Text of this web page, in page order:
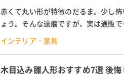
赤くて丸い形が特徴のだるま。少し
ょう。そんな達磨ですが、実は通販
や種類が豊富にあるのです。この記事
インテリア・家具
木目込み雛人形おすすめ7選 後